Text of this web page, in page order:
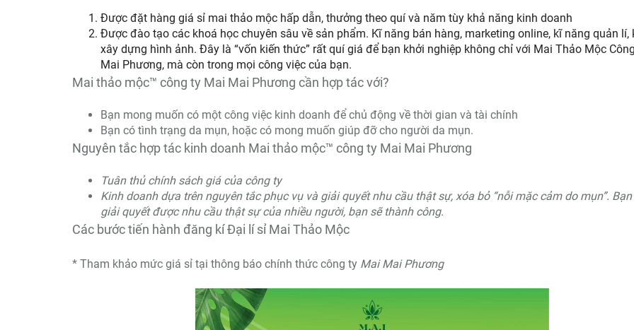
Được đặt hàng giá sỉ mai thảo mộc hấp dẫn, thưởng theo quí và năm tùy khả năng kinh doanh
Được đào tạo các khoá học chuyên sâu về sản phẩm. Kĩ năng bán hàng, marketing online, kĩ năng quản lí,
xây dựng hình ảnh. Đây là “vốn kiến thức” rất quí giá để bạn khởi nghiệp không chỉ với Mai Thảo Mộc
Mai Phương, mà còn trong mọi công việc của bạn.
Mai thảo mộc™ công ty Mai Mai Phương cần hợp tác với?
Bạn mong muốn có một công việc kinh doanh để chủ động về thời gian và tài chính
Bạn có tình trạng da mụn, hoặc có mong muốn giúp đỡ cho người da mụn.
Nguyên tắc hợp tác kinh doanh Mai thảo mộc™ công ty Mai Mai Phương
Tuân thủ chính sách giá của công ty
Kinh doanh dựa trên nguyên tắc phục vụ và giải quyết nhu cầu thật sự, xóa bỏ “nỗi mặc cảm do mụn”.
giải quyết được nhu cầu thật sự của nhiều người, bạn sẽ thành công.
Các bước tiến hành đăng kí Đại lí sỉ Mai Thảo Mộc
* Tham khảo mức giá sỉ tại thông báo chính thức công ty Mai Mai Phương